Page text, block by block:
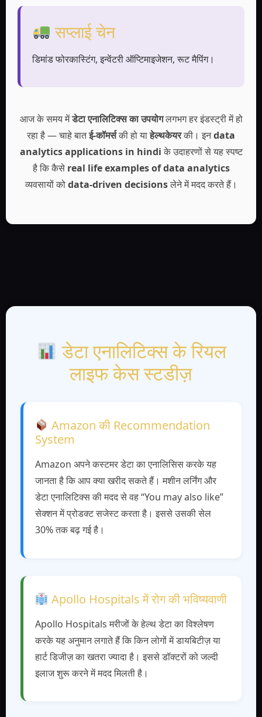
सप्लाई चेन
डिमांड फोरकास्टिंग, इन्वेंटरी ऑप्टिमाइजेशन, रूट मैपिंग।
आज के समय मेंडेटा एनालिटिक्स का उपयोगलगभग हर इंडस्ट्री में हो
रहा है — चाहे बातई-कॉमर्सकी हो याहेल्थकेयरकी। इनdata
analytics applications in hindiके उदाहरणों से यह स्पष्ट
है कि कैसे real life examples of data analytics
व्यवसायों कोdata-driven decisionsलेने में मदद करते हैं।
डेटा एनालिटिक्स के रियल
लाइफ केस स्टडीज़
Amazon की Recommendation
System
Amazon अपने कस्टमर डेटा का एनालिसिस करके यह
जानता है कि आप क्या खरीद सकते हैं। मशीन लर्निंग और
डेटा एनालिटिक्स की मदद से वह “You may also like”
सेक्शन में प्रोडक्ट सजेस्ट करता है। इससे उसकी सेल
30% तक बढ़ गई है।
Apollo Hospitals में रोग की भविष्यवाणी
Apollo Hospitals मरीजों के हेल्थ डेटा का विश्लेषण
करके यह अनुमान लगाते हैं कि किन लोगों में डायबिटीज़ या
हार्ट डिजीज़ का खतरा ज्यादा है। इससे डॉक्टरों को जल्दी
इलाज शुरू करने में मदद मिलती है।